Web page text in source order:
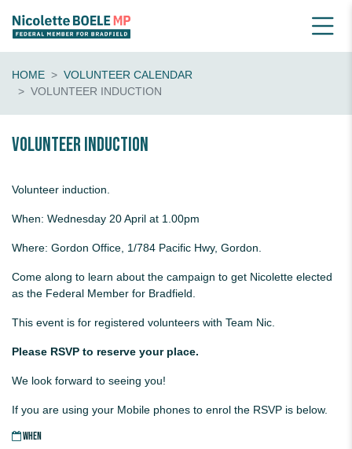
HOME
VOLUNTEER CALENDAR
VOLUNTEER INDUCTION
Volunteer Induction
Volunteer induction.
When: Wednesday 20 April at 1.00pm
Where: Gordon Office, 1/784 Pacific Hwy, Gordon.
Come along to learn about the campaign to get Nicolette elected
as the Federal Member for Bradfield.
This event is for registered volunteers with Team Nic.
Please RSVP to reserve your place.
We look forward to seeing you!
If you are using your Mobile phones to enrol the RSVP is below.
WHEN